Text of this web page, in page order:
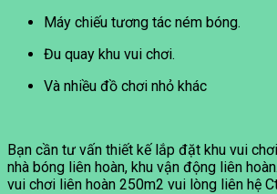
Máy chiếu tương tác ném bóng.
Đu quay khu vui chơi.
Và nhiều đồ chơi nhỏ khác
Bạn cần tư vấn thiết kế lắp đặt khu vui
nhà bóng liên hoàn, khu vận động liên
vui chơi liên hoàn 250m2 vui lòng liên hệ